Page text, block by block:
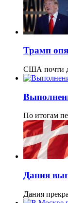
Трамп
США почти
По итогам
Дания
Дания